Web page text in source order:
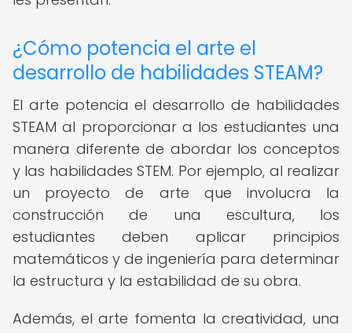
¿Cómo potencia el arte el
desarrollo de habilidades STEAM?
El arte potencia el desarrollo de habilidades
STEAM al proporcionar a los estudiantes una
manera diferente de abordar los conceptos
y las habilidades STEM. Por ejemplo, al realizar
un proyecto de arte que involucra la
construcción de una escultura, los
estudiantes deben aplicar principios
matemáticos y de ingeniería para determinar
la estructura y la estabilidad de su obra.
Además, el arte fomenta la creatividad, una